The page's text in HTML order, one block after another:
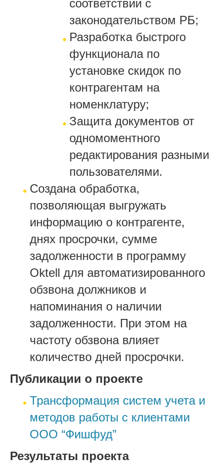
соответствии с
законодательством РБ;
Разработка быстрого
функционала по
установке скидок по
контрагентам на
номенклатуру;
Защита документов от
одномоментного
редактирования разными
пользователями.
Создана обработка,
позволяющая выгружать
информацию о контрагенте,
днях просрочки, сумме
задолженности в программу
Oktell для автоматизированного
обзвона должников и
напоминания о наличии
задолженности. При этом на
частоту обзвона влияет
количество дней просрочки.
Публикации о проекте
Трансформация систем учета и
методов работы с клиентами
ООО “Фишфуд”
Результаты проекта